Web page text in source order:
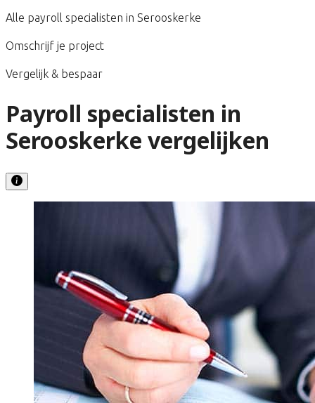
Alle payroll specialisten in Serooskerke
Omschrijf je project
Vergelijk & bespaar
Payroll specialisten in
Serooskerke vergelijken